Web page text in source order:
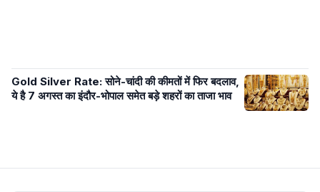
Gold Silver Rate: सोने-चांदी की कीमतों में फिर बदलाव,
ये है 7 अगस्त का इंदौर-भोपाल समेत बड़े शहरों का ताजा भाव